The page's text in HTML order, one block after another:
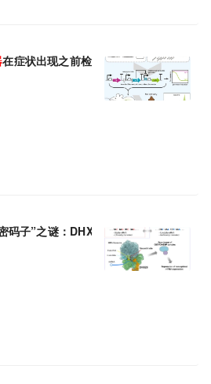
在症状出现之前检测到小鼠的肠道疾病
码子”之谜：DHX29蛋白是识别非最优密